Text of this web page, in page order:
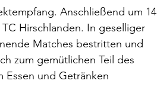
Anschließend um 14
Hirschlanden. In geselliger
Matches bestritten und
zum gemütlichen Teil des
Essen und Getränken